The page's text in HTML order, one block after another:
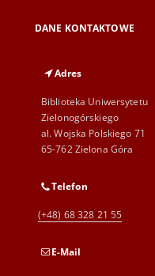
DANE KONTAKTOWE
Adres
Biblioteka Uniwersytetu
Zielonogórskiego
al. Wojska Polskiego 71
65-762 Zielona Góra
Telefon
(+48) 68 328 21 55
E-Mail